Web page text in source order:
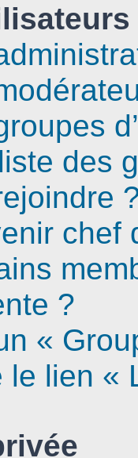
des
chef
?
«
le lien «